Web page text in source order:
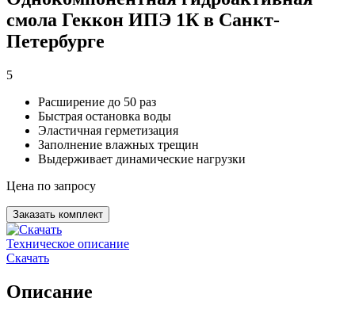
смола Геккон ИПЭ 1К в Санкт-
Петербурге
5
Расширение до 50 раз
Быстрая остановка воды
Эластичная герметизация
Заполнение влажных трещин
Выдерживает динамические нагрузки
Цена по запросу
Заказать комплект
Техническое описание
Скачать
Описание